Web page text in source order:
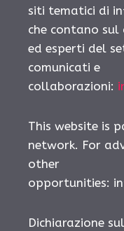
siti tematici di
che contano
ed esperti del
comunicati e
collaborazioni:
This website is
network. For
other
opportunities:
Dichiarazione